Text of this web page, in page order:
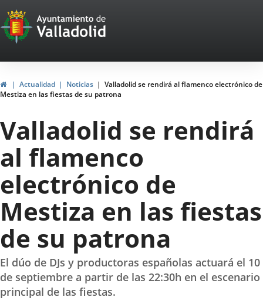
Portal
Web
del
Ayuntamiento
de
Valladolid
InicioActualidad Noticias
Valladolid se rendirá al flamenco electrónico de
Mestiza en las fiestas de su patrona
Valladolid se rendirá
al flamenco
electrónico de
Mestiza en las fiestas
de su patrona
El dúo de DJs y productoras españolas actuará el 10
de septiembre a partir de las 22:30h en el escenario
principal de las fiestas.